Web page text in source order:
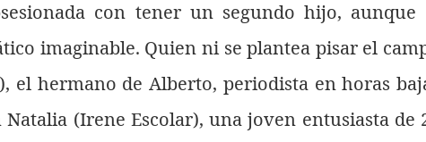
con tener un segundo hijo, aunque
imaginable. Quien ni se plantea pisar el
el hermano de Alberto, periodista en horas
Natalia (Irene Escolar), una joven entusiasta de